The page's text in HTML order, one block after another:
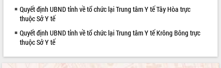
Nam Anh hùng” và trao Huân chương
Lao động
UBND tỉnh Đắk Lắk triển khai nhiệm
vụ 6 tháng cuối năm 2026
Kỳ họp thứ Hai, Hội đồng nhân dân
ALBUM ẢNH
Quyết định UBND tỉnh về tổ chức lại Trung tâm Y tế Tây Hòa trực
thuộc Sở Y tế
Quyết định UBND tỉnh về tổ chức lại Trung tâm Y tế Krông Bông trực
thuộc Sở Y tế